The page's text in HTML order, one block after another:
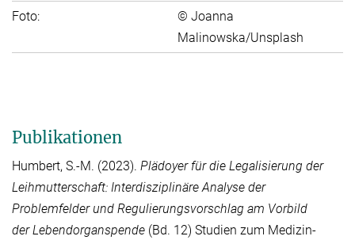
Foto:
© Joanna
Malinowska/Unsplash
Publikationen
Humbert, S.-M. (2023). Plädoyer für die Legalisierung der
Leihmutterschaft: Interdisziplinäre Analyse der
Problemfelder und Regulierungsvorschlag am Vorbild
der Lebendorganspende (Bd. 12) Studien zum Medizin-